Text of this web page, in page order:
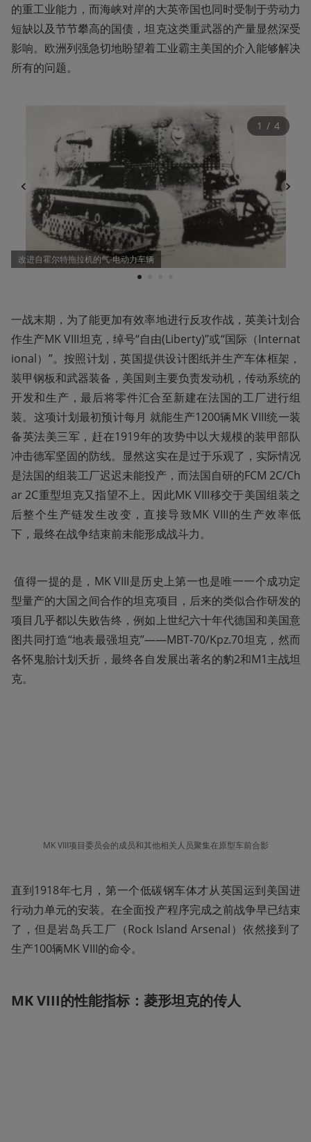
的重工业能力，而海峡对岸的大英帝国也同时受制于劳动力
短缺以及节节攀高的国债，坦克这类重武器的产量显然深受
影响。欧洲列强急切地盼望着工业霸主美国的介入能够解决
所有的问题。
改进自霍尔特拖拉机的气-电动力车辆
1
1 / 4
一战末期，为了能更加有效率地进行反攻作战，英美计划合
作生产MK VIII坦克，绰号“自由(Liberty)”或“国际（Internat
ional）”。按照计划，英国提供设计图纸并生产车体框架，
装甲钢板和武器装备，美国则主要负责发动机，传动系统的
开发和生产，最后将零件汇合至新建在法国的工厂进行组
装。这项计划最初预计每月 就能生产1200辆MK VIII统一装
备英法美三军，赶在1919年的攻势中以大规模的装甲部队
冲击德军坚固的防线。显然这实在是过于乐观了，实际情况
是法国的组装工厂迟迟未能投产，而法国自研的FCM 2C/Ch
ar 2C重型坦克又指望不上。因此MK VIII移交于美国组装之
后整个生产链发生改变，直接导致MK VIII的生产效率低
下，最终在战争结束前未能形成战斗力。
值得一提的是，MK VIII是历史上第一也是唯一一个成功定
型量产的大国之间合作的坦克项目，后来的类似合作研发的
项目几乎都以失败告终，例如上世纪六十年代德国和美国意
图共同打造“地表最强坦克”——MBT-70/Kpz.70坦克，然而
各怀鬼胎计划夭折，最终各自发展出著名的豹2和M1主战坦
克。
MK VIII项目委员会的成员和其他相关人员聚集在原型车前合影
直到1918年七月，第一个低碳钢车体才从英国运到美国进
行动力单元的安装。在全面投产程序完成之前战争早已结束
了，但是岩岛兵工厂（Rock Island Arsenal）依然接到了
生产100辆MK VIII的命令。
MK VIII的性能指标：菱形坦克的传人